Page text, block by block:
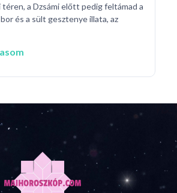
téren, a Dzsámi előtt pedig feltámad a
és a sült gesztenye illata, az